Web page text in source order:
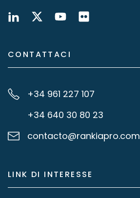
CONTATTACI
+34 961 227 107
+34 640 30 80 23
contacto@rankiapro.com
LINK DI INTERESSE